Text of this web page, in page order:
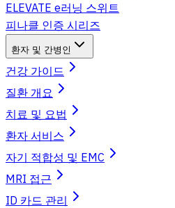
ELEVATE e러닝 스위트
피나클 인증 시리즈
환자 및 간병인
건강 가이드
질환 개요
치료 및 요법
환자 서비스
자기 적합성 및 EMC
MRI 접근
ID 카드 관리